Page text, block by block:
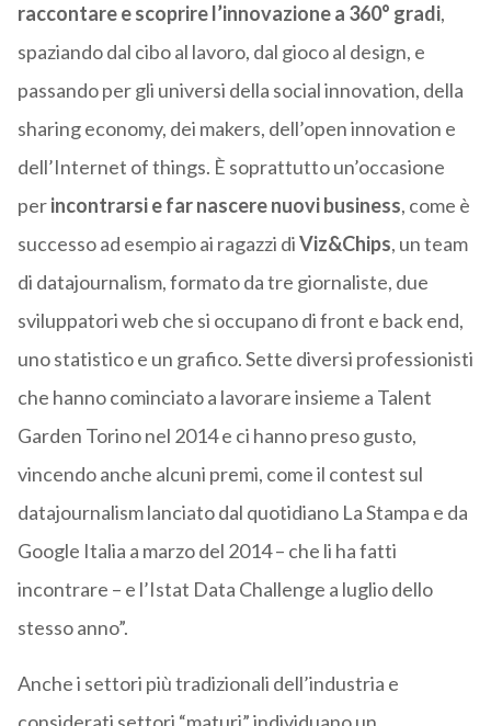
raccontare e scoprire l’innovazione a 360° gradi,
spaziando dal cibo al lavoro, dal gioco al design, e
passando per gli universi della social innovation, della
sharing economy, dei makers, dell’open innovation e
dell’Internet of things. È soprattutto un’occasione
perincontrarsi e far nascere nuovi business, come è
successo ad esempio ai ragazzi diViz&Chips, un team
di datajournalism, formato da tre giornaliste, due
sviluppatori web che si occupano di front e back end,
uno statistico e un grafico. Sette diversi professionisti
che hanno cominciato a lavorare insieme a Talent
Garden Torino nel 2014 e ci hanno preso gusto,
vincendo anche alcuni premi, come il contest sul
datajournalism lanciato dal quotidiano La Stampa e da
Google Italia a marzo del 2014 – che li ha fatti
incontrare – e l’Istat Data Challenge a luglio dello
stesso anno”.
Anche i settori più tradizionali dell’industria e